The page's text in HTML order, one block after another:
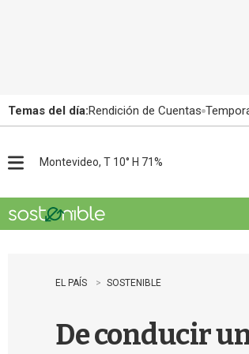
Temas del día:Rendición de Cuentas
u
Montevideo, T 10° H 71%
EL PAÍS SOSTENIBLE
De conducir